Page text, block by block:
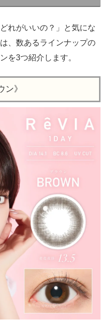
れがいいの？」と気にな
、数あるラインナップの
を3つ紹介します。
ン》